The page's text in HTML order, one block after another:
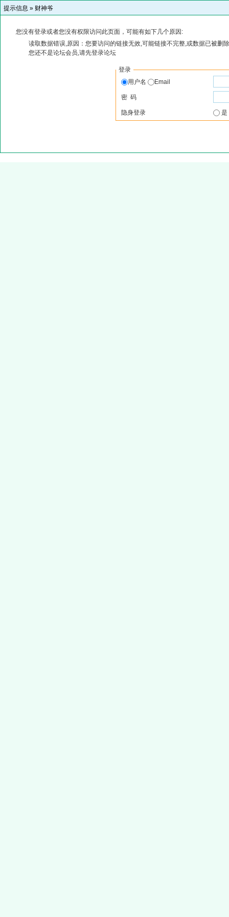
提示信息 » 财神爷
您没有登录或者您没有权限访问此页面，可能有如下几个原因:
读取数据错误,原因：您要访问的链接无效,可能链接不完整,或数据已被删
您还不是论坛会员,请先登录论坛
登录
用户名
Email
密 码
隐身登录